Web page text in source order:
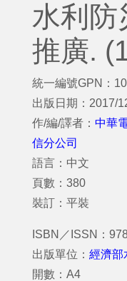
水利防
推廣.
統一編號GPN：
出版日期：2017/
作/編/譯者： 中華
信分公司
語言：中文
頁數：380
裝訂：平裝
ISBN／ISSN：
出版單位： 經濟部
開數：A4